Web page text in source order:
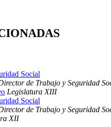
Social
de Trabajo y Seguridad
Legislatura XIII
Social
de Trabajo y Seguridad
XII